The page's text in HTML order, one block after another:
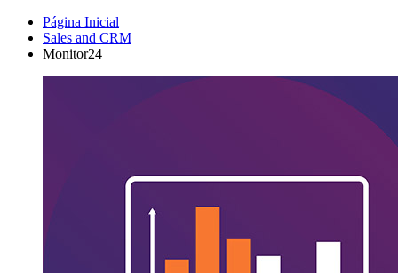
Página Inicial
Sales and CRM
Monitor24